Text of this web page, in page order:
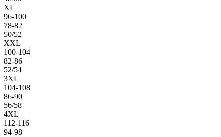
XL
96-100
78-82
50/52
XXL
100-104
82-86
52/54
3XL
104-108
86-90
56/58
4XL
112-116
94-98